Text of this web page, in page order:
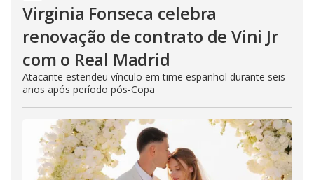
Virginia Fonseca celebra
renovação de contrato de Vini Jr
com o Real Madrid
Atacante estendeu vínculo em time espanhol durante seis
anos após período pós-Copa